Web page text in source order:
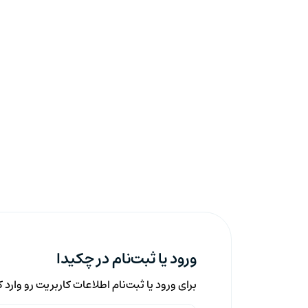
ورود یا ثبت‌نام در چکیدا
برای ورود یا ثبت‌نام اطلاعات کاربریت رو